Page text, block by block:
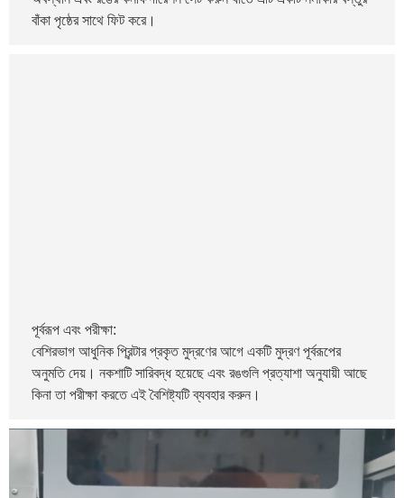
বাঁকা পৃষ্ঠের সাথে ফিট করে।
পূর্বরূপ এবং পরীক্ষা:
বেশিরভাগ আধুনিক প্রিন্টার প্রকৃত মুদ্রণের আগে একটি মুদ্রণ পূর্বরূপের
অনুমতি দেয়। নকশাটি সারিবদ্ধ হয়েছে এবং রঙগুলি প্রত্যাশা অনুযায়ী আছে
কিনা তা পরীক্ষা করতে এই বৈশিষ্ট্যটি ব্যবহার করুন।